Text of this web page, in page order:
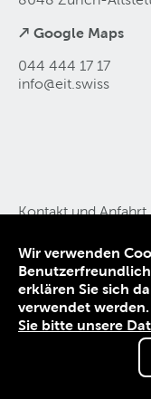
↗ Google Maps
044 444 17 17
info@eit swiss
Kontakt und Anfahrt
Impressum
AGB
© 1906-2026
Sie sind nicht
Melden Sie
Wir verwenden
erklären Sie sich
verwendet werden.
Sie bitte unsere